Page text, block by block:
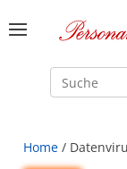
Suche
Home /